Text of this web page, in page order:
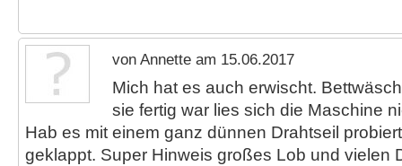
von Annette am 15.06.2017
Mich hat es auch erwischt.
sie fertig war lies sich die Maschine
Hab es mit einem ganz dünnen Drahtseil
geklappt. Super Hinweis großes Lob und vielen